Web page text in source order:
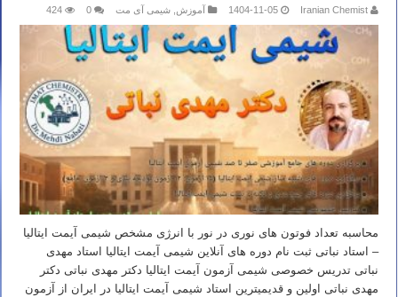
Iranian Chemist
1404-11-05 آموزش شیمی آی مت 0
424
محاسبه تعداد فوتون های نوری در نور با انرژی مشخص شیمی آیمت ایتالیا
– استاد نباتی ثبت نام دوره های آنلاین شیمی آیمت ایتالیا استاد مهدی
نباتی تدریس خصوصی شیمی آزمون آیمت ایتالیا دکتر مهدی نباتی دکتر
مهدی نباتی اولین و قدیمیترین استاد شیمی آیمت ایتالیا در ایران از آزمون